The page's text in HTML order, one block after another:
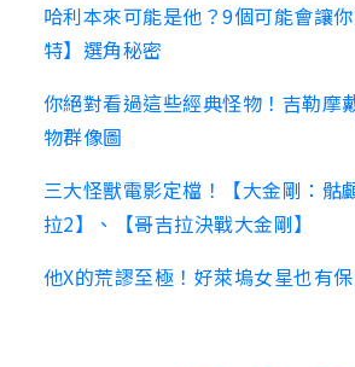
哈利本來可能是他？9個可能會讓
特】選角秘密
你絕對看過這些經典怪物！吉勒摩
物群像圖
三大怪獸電影定檔！【大金剛：骷
拉2‬】、【‪哥吉拉決戰大金剛‬】
他X的荒謬至極！好萊塢女星也有